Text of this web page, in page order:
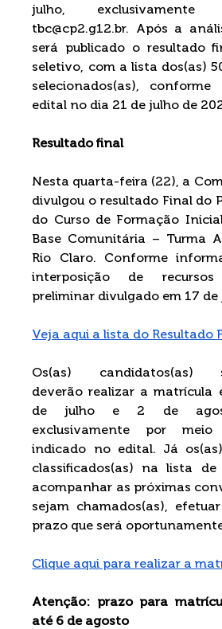
tbc@cp2.g12.br. Após a
será publicado o resultado
seletivo, com a lista dos(as)
selecionados(as),
edital no dia 21 de julho de
Resultado final
Nesta quarta-feira (22), a
divulgou o resultado Final do
do Curso de Formação
Base Comunitária – Turma
Rio Claro. Conforme
interposição de
preliminar divulgado em 17 de
Veja aqui a lista do Resultado
Os(as) candidatos(as)
deverão realizar a matrícula
de julho e 2 de
exclusivamente por
indicado no edital. Já
classificados(as) na lista de
acompanhar as próximas
sejam chamados(as),
prazo que será
Clique aqui para realizar a
Atenção: prazo para
até 6 de agosto